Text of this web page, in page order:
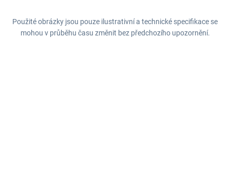
Použité obrázky jsou pouze ilustrativní a technické specifikace se
mohou v průběhu času změnit bez předchozího upozornění.